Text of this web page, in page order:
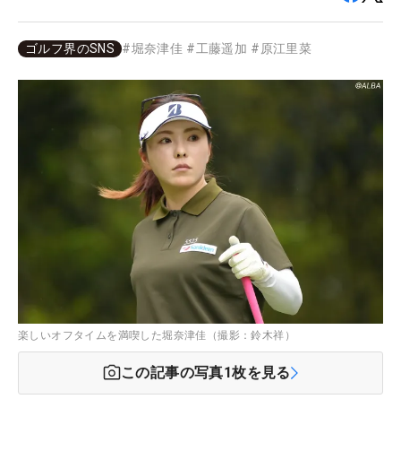
ゴルフ界のSNS #堀奈津佳 #工藤遥加 # 原江里菜
楽しいオフタイムを満喫した堀奈津佳（撮影：鈴木祥）
この記事の写真1枚を見る